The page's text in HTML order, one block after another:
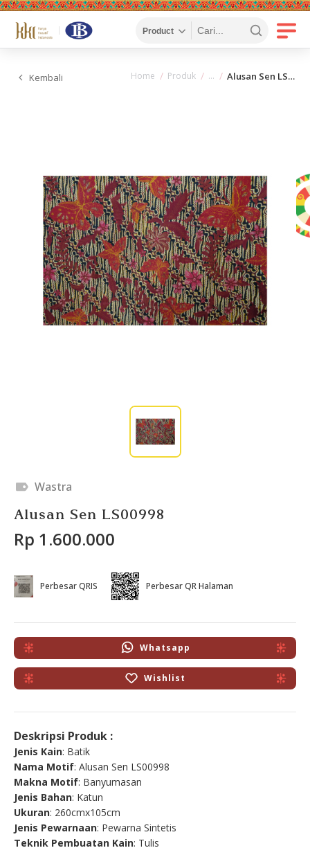
Kembali Home Produk Alusan Sen LS00998
Wastra
Alusan Sen LS00998
Rp 1.600.000
Perbesar QRIS Perbesar QR Halaman
Whatsapp
Wishlist
Deskripsi Produk :
Jenis Kain: Batik
Nama Motif: Alusan Sen LS00998
Makna Motif: Banyumasan
Jenis Bahan: Katun
Ukuran: 260cmx105cm
Jenis Pewarnaan: Pewarna Sintetis
Teknik Pembuatan Kain: Tulis